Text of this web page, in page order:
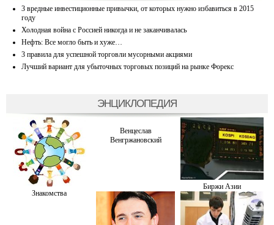
3 вредные инвестиционные привычки, от которых нужно избавиться в 2015
году
Холодная война с Россией никогда и не заканчивалась
Нефть: Все могло быть и хуже…
3 правила для успешной торговли мусорными акциями
Лучший вариант для убыточных торговых позиций на рынке Форекс
ЭНЦИКЛОПЕДИЯ
Знакомства
Венцеслав
Венгржановский
Биржи Азии